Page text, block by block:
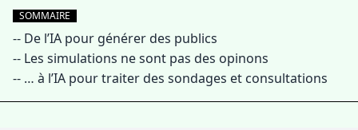
SOMMAIRE
-- De l’IA pour générer des publics
-- Les simulations ne sont pas des opinons
-- … à l’IA pour traiter des sondages et consultations